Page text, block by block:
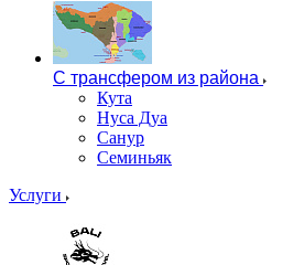
С трансфером из района
Кута
Нуса Дуа
Санур
Семиньяк
Услуги